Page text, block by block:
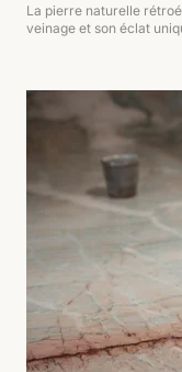
La pierre naturelle
veinage et son éclat